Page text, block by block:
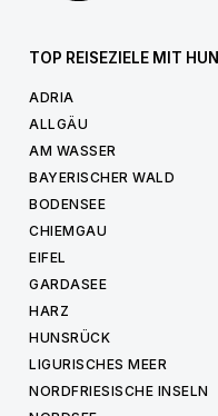
TOP REISEZIELE MIT
ADRIA
ALLGÄU
AM WASSER
BAYERISCHER WALD
BODENSEE
CHIEMGAU
EIFEL
GARDASEE
HARZ
HUNSRÜCK
LIGURISCHES MEER
NORDFRIESISCHE INSELN